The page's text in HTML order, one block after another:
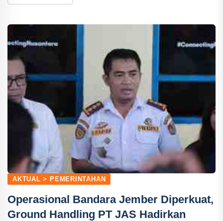
AKTUAL > PEMERINTAHAN
Operasional Bandara Jember Diperkuat,
Ground Handling PT JAS Hadirkan